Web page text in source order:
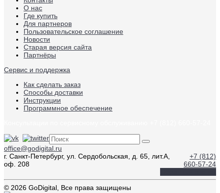
О нас
Где купить
Для партнеров
Пользовательское соглашение
Новости
Старая версия сайта
Партнёры
Сервис и поддержка
Как сделать заказ
Способы доставки
Инструкции
Программное обеспечение
office@godigital.ru
г. Санкт-Петербург, ул. Сердобольская, д. 65, лит.А,
оф. 208
+7 (812)
660-57-24
© 2026 GoDigital, Все права защищены